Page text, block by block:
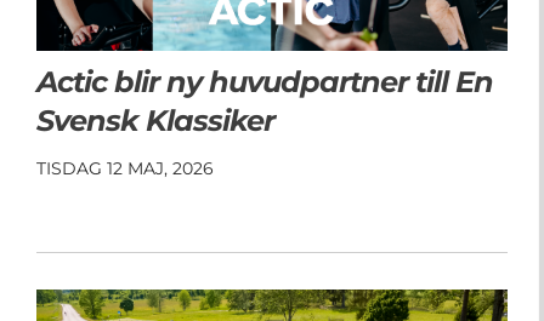
Actic blir ny huvudpartner till En
Svensk Klassiker
TISDAG 12 MAJ, 2026